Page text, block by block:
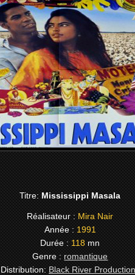
Titre:Mississippi Masala
Réalisateur :Mira Nair
Année :1991
Durée :118mn
Genre :romantique
Distribution: Black River